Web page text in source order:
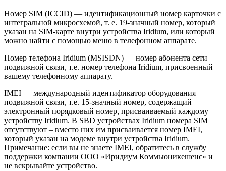
Номер SIM (ICCID) — идентификационный номер карточки с
интегральной микросхемой, т. е. 19-значный номер, который
указан на SIM-карте внутри устройства Iridium, или который
можно найти с помощью меню в телефонном аппарате.
Номер телефона Iridium (MSISDN) — номер абонента сети
подвижной связи, т.е. номер телефона Iridium, присвоенный
вашему телефонному аппарату.
IMEI — международный идентификатор оборудования
подвижной связи, т.е. 15-значный номер, содержащий
электронный порядковый номер, присваиваемый каждому
устройству Iridium. В SBD устройствах Iridium номера SIM
отсутствуют – вместо них им присваивается номер IMEI,
который указан на модеме внутри устройства Iridium.
Примечание: если вы не знаете IMEI, обратитесь в службу
поддержки компании ООО «Иридиум Коммьюникешенс» и
не вскрывайте устройство.